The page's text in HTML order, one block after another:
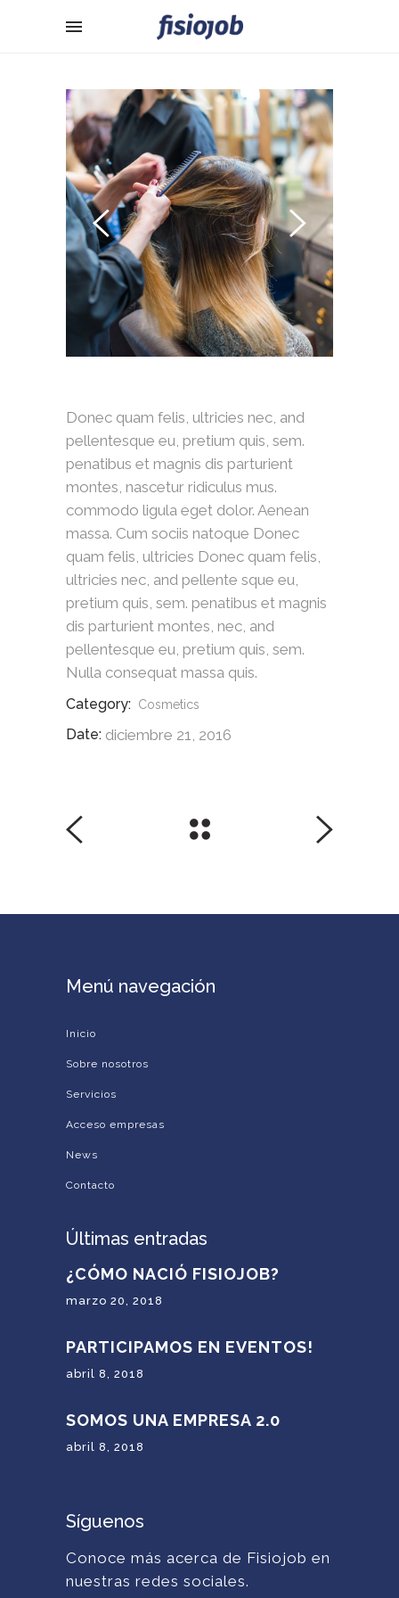
Donec quam felis, ultricies nec, and
pellentesque eu, pretium quis, sem.
penatibus et magnis dis parturient
montes, nascetur ridiculus mus.
commodo ligula eget dolor. Aenean
massa. Cum sociis natoque Donec
quam felis, ultricies Donec quam felis,
ultricies nec, and pellente sque eu,
pretium quis, sem. penatibus et magnis
dis parturient montes, nec, and
pellentesque eu, pretium quis, sem.
Nulla consequat massa quis.
Category: Cosmetics
Date: diciembre 21, 2016
Menú navegación
Inicio
Sobre nosotros
Servicios
Acceso empresas
News
Contacto
Últimas entradas
¿CÓMO NACIÓ FISIOJOB?
marzo 20, 2018
PARTICIPAMOS EN EVENTOS!
abril 8, 2018
SOMOS UNA EMPRESA 2.0
abril 8, 2018
Síguenos
Conoce más acerca de Fisiojob en
nuestras redes sociales.